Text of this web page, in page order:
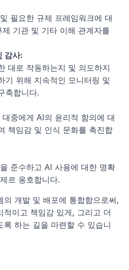
필요한 규제 프레임워크에 대
기관 및 기타 이해 관계자를
감사:
대로 작동하는지 및 의도하지
기 위해 지속적인 모니터링 및
축합니다.
중에게 AI의 윤리적 함의에 대
책임감 및 인식 문화를 촉진합
준수하고 AI 사용에 대한 명확
르 옹호합니다.
의 개발 및 배포에 통합함으로써,
적이고 책임감 있게, 그리고 더
록 하는 길을 마련할 수 있습니